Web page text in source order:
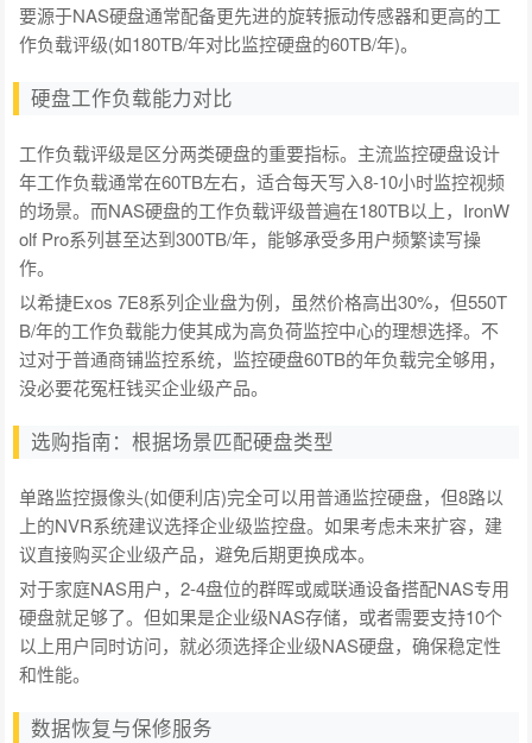
要源于NAS硬盘通常配备更先进的旋转振动传感器和更高的工
作负载评级(如180TB/年对比监控硬盘的60TB/年)。
硬盘工作负载能力对比
工作负载评级是区分两类硬盘的重要指标。主流监控硬盘设计
年工作负载通常在60TB左右，适合每天写入8-10小时监控视频
的场景。而NAS硬盘的工作负载评级普遍在180TB以上，IronW
olf Pro系列甚至达到300TB/年，能够承受多用户频繁读写操
作。
以希捷Exos 7E8系列企业盘为例，虽然价格高出30%，但550T
B/年的工作负载能力使其成为高负荷监控中心的理想选择。不
过对于普通商铺监控系统，监控硬盘60TB的年负载完全够用，
没必要花冤枉钱买企业级产品。
选购指南：根据场景匹配硬盘类型
单路监控摄像头(如便利店)完全可以用普通监控硬盘，但8路以
上的NVR系统建议选择企业级监控盘。如果考虑未来扩容，建
议直接购买企业级产品，避免后期更换成本。
对于家庭NAS用户，2-4盘位的群晖或威联通设备搭配NAS专用
硬盘就足够了。但如果是企业级NAS存储，或者需要支持10个
以上用户同时访问，就必须选择企业级NAS硬盘，确保稳定性
和性能。
数据恢复与保修服务